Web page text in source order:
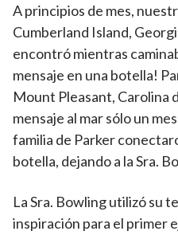
A principios de mes,
Cumberland Island,
encontró mientras
mensaje en una botella!
Mount Pleasant, Carolina
mensaje al mar sólo un
familia de Parker
botella, dejando a la Sra.
La Sra. Bowling utilizó su
inspiración para el primer